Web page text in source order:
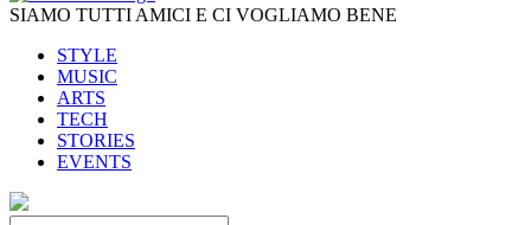
SIAMO TUTTI AMICI E CI VOGLIAMO BENE
STYLE
MUSIC
ARTS
TECH
STORIES
EVENTS